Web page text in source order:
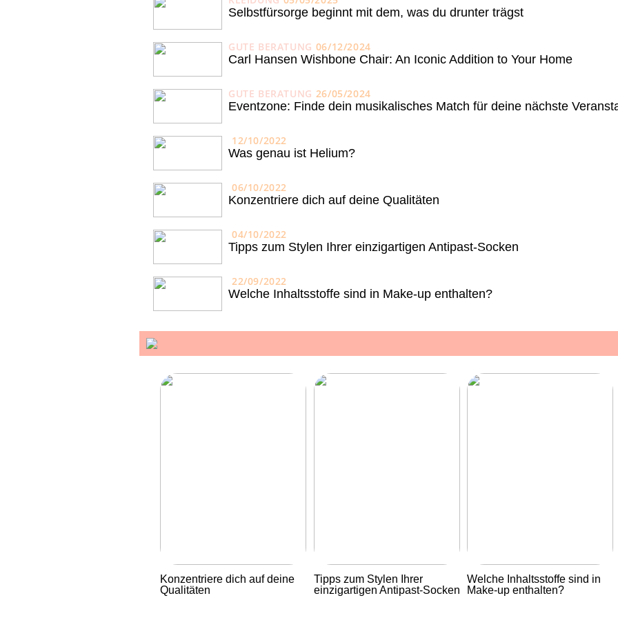
Selbstfürsorge beginnt mit dem, was du drunter trägst
GUTE BERATUNG 06/12/2024
Carl Hansen Wishbone Chair: An Iconic Addition to Your Home
GUTE BERATUNG 26/05/2024
Eventzone: Finde dein musikalisches Match für deine nächste
12/10/2022
Was genau ist Helium?
06/10/2022
Konzentriere dich auf deine Qualitäten
04/10/2022
Tipps zum Stylen Ihrer einzigartigen Antipast-Socken
22/09/2022
Welche Inhaltsstoffe sind in Make-up enthalten?
Konzentriere dich auf deine
Qualitäten
Tipps zum Stylen Ihrer
einzigartigen Antipast-Socken
Welche Inhaltsstoffe sind in
Make-up enthalten?